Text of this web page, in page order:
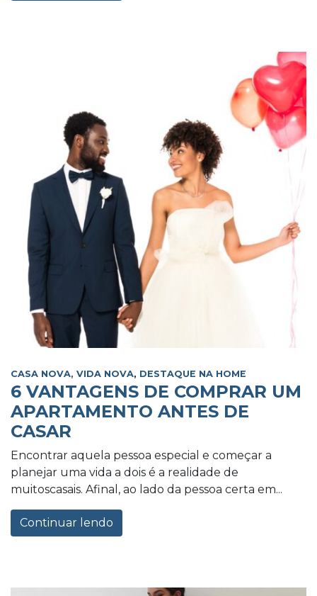
CASA NOVA, VIDA NOVA, DESTAQUE NA HOME
6 VANTAGENS DE COMPRAR UM
APARTAMENTO ANTES DE
CASAR
Encontrar aquela pessoa especial e começar a
planejar uma vida a dois é a realidade de
muitoscasais. Afinal, ao lado da pessoa certa em...
Continuar lendo